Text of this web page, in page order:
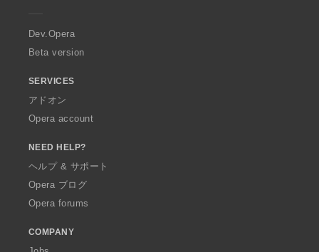
a
Dev.Opera
Beta version
SERVICES
アドオン
Opera account
NEED HELP?
ヘルプ & サポート
Opera ブログ
Opera forums
COMPANY